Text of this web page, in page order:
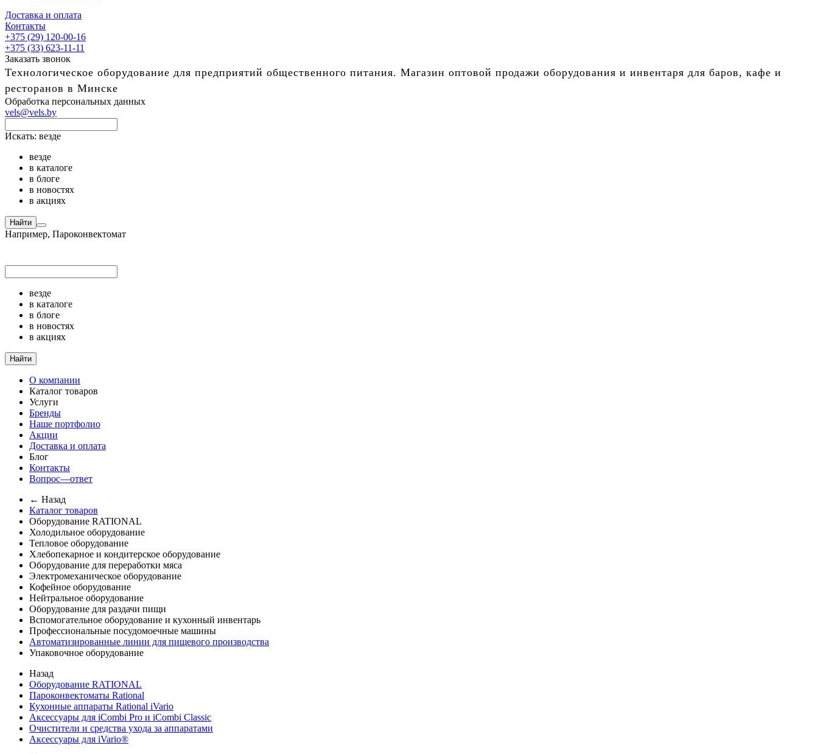
Доставка и оплата
Контакты
+375 (29) 120-00-16
+375 (33) 623-11-11
Заказать звонок
Технологическое оборудование для предприятий общественного питания. Магазин оптовой продажи оборудования и инвентаря для баров, кафе и
ресторанов в Минске
Обработка персональных данных
vels@vels.by
Искать: везде
везде
в каталоге
в блоге
в новостях
в акциях
Найти
Например, Пароконвектомат
везде
в каталоге
в блоге
в новостях
в акциях
Найти
О компании
Каталог товаров
Услуги
Бренды
Наше портфолио
Акции
Доставка и оплата
Блог
Контакты
Вопрос—ответ
← Назад
Каталог товаров
Оборудование RATIONAL
Холодильное оборудование
Тепловое оборудование
Хлебопекарное и кондитерское оборудование
Оборудование для переработки мяса
Электромеханическое оборудование
Кофейное оборудование
Нейтральное оборудование
Оборудование для раздачи пищи
Вспомогательное оборудование и кухонный инвентарь
Профессиональные посудомоечные машины
Автоматизированные линии для пищевого производства
Упаковочное оборудование
Назад
Оборудование RATIONAL
Пароконвектоматы Rational
Кухонные аппараты Rational iVario
Аксессуары для iCombi Pro и iCombi Classic
Очистители и средства ухода за аппаратами
Аксессуары для iVario®